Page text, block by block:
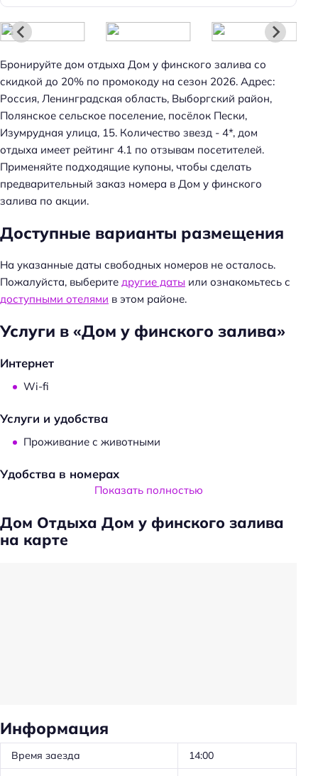
Бронируйте дом отдыха Дом у финского залива со
скидкой до 20% по промокоду на сезон 2026. Адрес:
Россия, Ленинградская область, Выборгский район,
Полянское сельское поселение, посёлок Пески,
Изумрудная улица, 15. Количество звезд - 4*, дом
отдыха имеет рейтинг 4.1 по отзывам посетителей.
Применяйте подходящие купоны, чтобы сделать
предварительный заказ номера в Дом у финского
залива по акции.
Доступные варианты размещения
На указанные даты свободных номеров не осталось.
Пожалуйста, выберите другие даты или ознакомьтесь с
доступными отелями в этом районе.
Услуги в «Дом у финского залива»
Интернет
Wi-fi
Услуги и удобства
Проживание с животными
Удобства в номерах
Кондиционер в номере
Санузел в номере
Красота и здоровье
Главное
Wi-fi
Парковка
Показать полностью
Дом Отдыха Дом у финского залива
на карте
Информация
Время заезда
14:00
т
: